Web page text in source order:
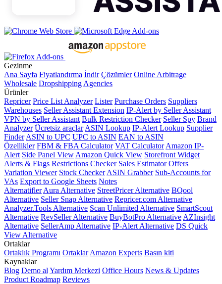
Gezinme
Ana Sayfa Fiyatlandırma İndir Çözümler Online Arbitrage
Wholesale Dropshipping Agencies
Ürünler
Repricer Price List Analyzer Lister Purchase Orders Suppliers
Warehouses Seller Assistant Extension IP-Alert by Seller Assistant
VPN by Seller Assistant Bulk Restriction Checker Seller Spy Brand
Analyzer Ücretsiz araçlar ASIN Lookup IP-Alert Lookup Supplier
Finder ASIN to UPC UPC to ASIN EAN to ASIN
Özellikler FBM & FBA Calculator VAT Calculator Amazon IP-
Alert Side Panel View Amazon Quick View Storefront Widget
Alerts & Flags Restrictions Checker Sales Estimator Offers
Variation Viewer Stock Checker ASIN Grabber Sub-Accounts for
VAs Export to Google Sheets Notes
Alternatifler Aura Alternative StreetPricer Alternative BQool
Alternative Seller Snap Alternative Repricer.com Alternative
Analyzer.Tools Alternative Scan Unlimited Alternative SmartScout
Alternative RevSeller Alternative BuyBotPro Alternative AZInsight
Alternative SellerAmp Alternative IP-Alert Alternative DS Quick
View Alternative
Ortaklar
Ortaklık Programı Ortaklar Amazon Experts Basın kiti
Kaynaklar
Blog Demo al Yardım Merkezi Office Hours News & Updates
Product Roadmap Reviews